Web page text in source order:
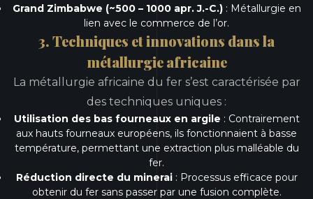
Grand Zimbabwe (~500 – 1000 apr. J.-C.): Métallurgie en
lien avec le commerce de l’or.
3. Techniques et innovations dans la
métallurgie africaine
La métallurgie africaine du fer s’est caractérisée par
des techniques uniques :
Utilisation des bas fourneaux en argile : Contrairement
aux hauts fourneaux européens, ils fonctionnaient à basse
température, permettant une extraction plus malléable du
fer.
Réduction directe du minerai: Processus efficace pour
obtenir du fer sans passer par une fusion complète.